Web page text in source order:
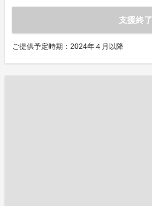
支援終了
ご提供予定時期：2024年４月以降